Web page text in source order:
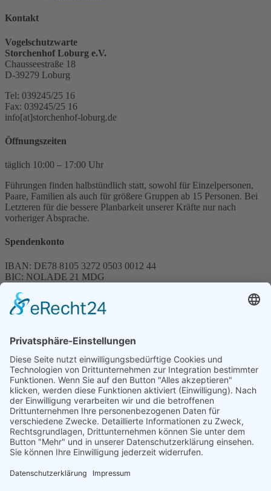
Kontakt
Vogelschutzwarte
Storchenhof Loburg e.V.
Chausseestraße 18
D-39279 Loburg
Tel: 039245/25 16
Fax: 039245/25 16
info[at]storchenhof-loburg.de
Öffnungszeiten
täglich 10:00 – 17:00 Uhr
Führungen finden halbstündlich statt, sowohl für Einzelpersonen,
Paare, Familien als auch für größere Gruppen ab 15 Personen. Bei
Letzteren für die bessere Planbarkeit unserer Kräfte nur nach
vorheriger Absprache.
Spendenkonto
IBAN: DE78 8105 3272 0503 0012 44
BIC: NOLADE 21 MDG
Spenden können steuerlich abgesetzt werden
Förderung
© 1987 – 2025
Storchenhof Loburg e.V.
Alle Rechte vorbehalten.
Cookie-Einstellungen
Navigation überspringen
Impressum
Haftungsausschluss